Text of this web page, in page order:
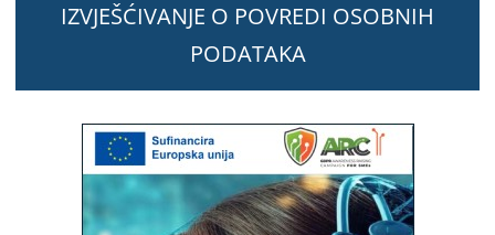
IZVJEŠĆIVANJE O POVREDI OSOBNIH
PODATAKA